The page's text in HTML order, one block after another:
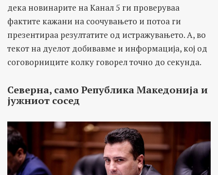
дека новинарите на Канал 5 ги проверуваа
фактите кажани на соочувањето и потоа ги
презентираа резултатите од истражувањето. А, во
текот на дуелот добивавме и информација, кој од
соговорниците колку говорел точно до секунда.
Северна, само Република Македонија и
јужниот сосед